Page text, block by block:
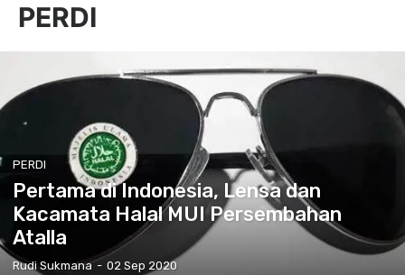
PERDI
PERDI
Pertama di Indonesia, Lensa dan
Kacamata Halal MUI Persembahan
Atalla
Rudi Sukmana - 02 Sep 2020